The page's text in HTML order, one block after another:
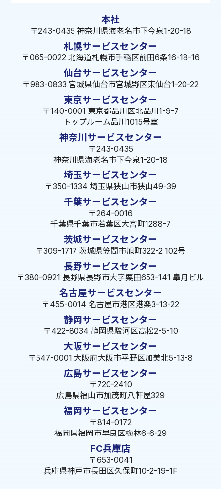
本社
〒243-0435 神奈川県海老名市下今泉1-20-18
札幌サービスセンター
〒065-0022 北海道札幌市手稲区前田6条16-18-16
仙台サービスセンター
〒983-0833 宮城県仙台市宮城野区東仙台1-20-22
東京サービスセンター
〒140-0001 東京都品川区北品川1-9-7
トップルーム品川1015号室
神奈川サービスセンター
〒243-0435
神奈川県海老名市下今泉1-20-18
埼玉サービスセンター
〒350-1334 埼玉県狭山市狭山49-39
千葉サービスセンター
〒264-0016
千葉県千葉市若葉区大宮町1288-7
茨城サービスセンター
〒309-1717 茨城県笠間市旭町322-2 102号
長野サービスセンター
〒380-0921 長野県長野市大字栗田653-141 皐月ビル
名古屋サービスセンター
〒455-0014 名古屋市港区港楽3-13-22
静岡サービスセンター
〒422-8034 静岡県駿河区高松2-5-10
大阪サービスセンター
〒547-0001 大阪府大阪市平野区加美北5-13-8
広島サービスセンター
〒720-2410
広島県福山市加茂町八軒屋329
福岡サービスセンター
〒814-0172
福岡県福岡市早良区梅林6-6-29
FC兵庫店
〒653-0041
兵庫県神戸市長田区久保町10-2-19-1F